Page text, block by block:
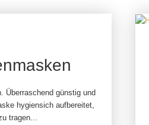
Überraschend günstig und
hygiensich aufbereitet,
tragen...